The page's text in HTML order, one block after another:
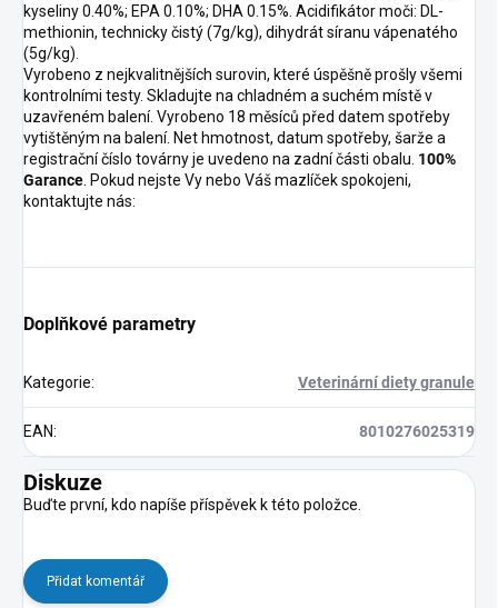
kyseliny 0.40%; EPA 0.10%; DHA 0.15%. Acidifikátor moči: DL-
methionin, technicky čistý (7g/kg), dihydrát síranu vápenatého
(5g/kg).
Vyrobeno z nejkvalitnějších surovin, které úspěšně prošly všemi
kontrolními testy. Skladujte na chladném a suchém místě v
uzavřeném balení. Vyrobeno 18 měsíců před datem spotřeby
vytištěným na balení. Net hmotnost, datum spotřeby, šarže a
registrační číslo továrny je uvedeno na zadní části obalu. 100%
Garance . Pokud nejste Vy nebo Váš mazlíček spokojeni,
kontaktujte nás:
Doplňkové parametry
Kategorie: Veterinární diety granule
EAN: 8010276025319
Diskuze
Buďte první, kdo napíše příspěvek k této položce.
Přidat komentář